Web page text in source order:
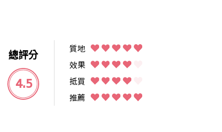
總評分
4.5
質地
效果
抵買
推薦